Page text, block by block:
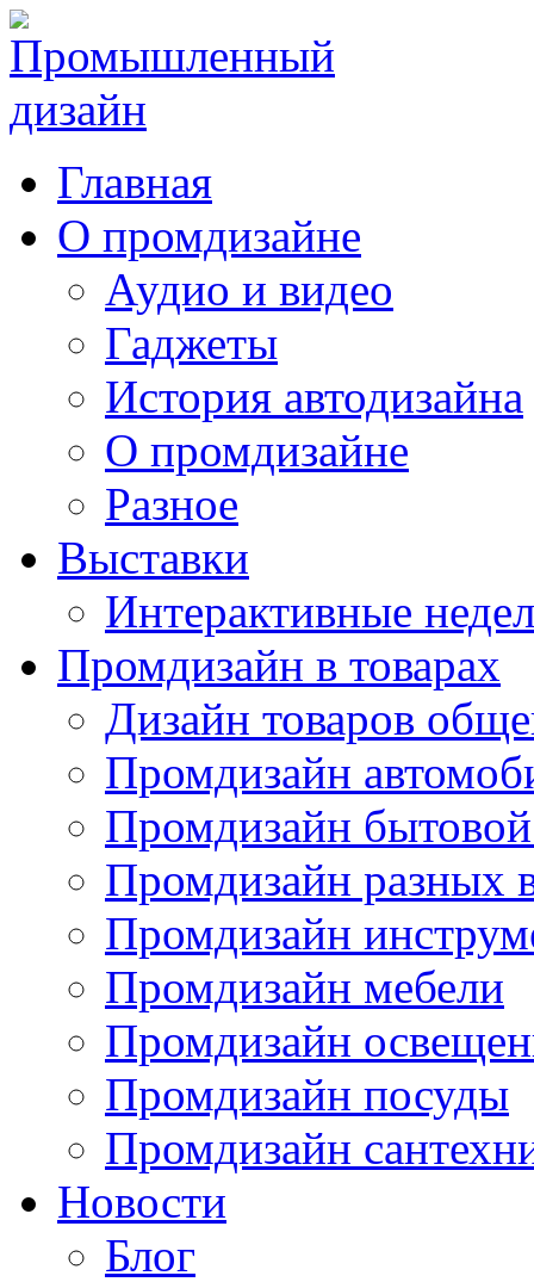
Главная
О промдизайне
Аудио и видео
Гаджеты
История автодизайна
О промдизайне
Разное
Выставки
Интерактивные
Промдизайн в товарах
Дизайн товаров
Промдизайн
Промдизайн
Промдизайн разных
Промдизайн
Промдизайн мебели
Промдизайн
Промдизайн посуды
Промдизайн
Новости
Блог